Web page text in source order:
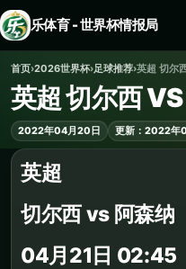
乐体育 - 世界杯情报局
首页›2026世界杯›足球推荐›英超 切尔
英超 切尔西
2022年04月20日 更新：2022年
英超
切尔西 vs 阿森纳
04月21日 02:45